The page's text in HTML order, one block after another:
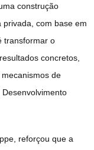
construção
privada, com base em
transformar o
concretos,
de
reforçou que a